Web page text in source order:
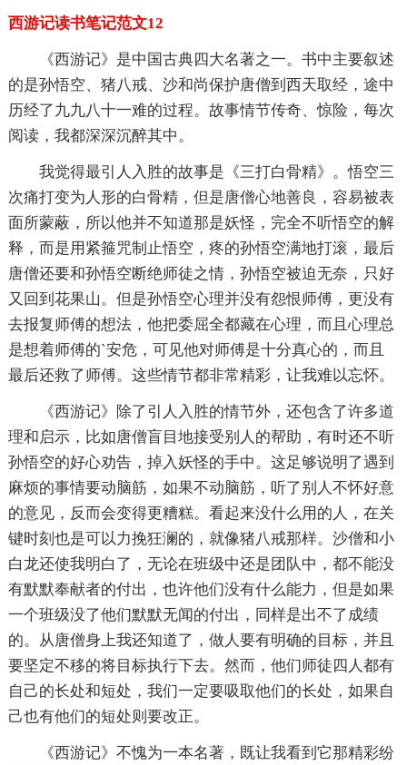
西游记读书笔记范文12
《西游记》是中国古典四大名著之一。书中主要叙述
的是孙悟空、猪八戒、沙和尚保护唐僧到西天取经，途中
历经了九九八十一难的过程。故事情节传奇、惊险，每次
阅读，我都深深沉醉其中。
我觉得最引人入胜的故事是《三打白骨精》。悟空三
次痛打变为人形的白骨精，但是唐僧心地善良，容易被表
面所蒙蔽，所以他并不知道那是妖怪，完全不听悟空的解
释，而是用紧箍咒制止悟空，疼的孙悟空满地打滚，最后
唐僧还要和孙悟空断绝师徒之情，孙悟空被迫无奈，只好
又回到花果山。但是孙悟空心理并没有怨恨师傅，更没有
去报复师傅的想法，他把委屈全都藏在心理，而且心理总
是想着师傅的`安危，可见他对师傅是十分真心的，而且
最后还救了师傅。这些情节都非常精彩，让我难以忘怀。
《西游记》除了引人入胜的情节外，还包含了许多道
理和启示，比如唐僧盲目地接受别人的帮助，有时还不听
孙悟空的好心劝告，掉入妖怪的手中。这足够说明了遇到
麻烦的事情要动脑筋，如果不动脑筋，听了别人不怀好意
的意见，反而会变得更糟糕。看起来没什么用的人，在关
键时刻也是可以力挽狂澜的，就像猪八戒那样。沙僧和小
白龙还使我明白了，无论在班级中还是团队中，都不能没
有默默奉献者的付出，也许他们没有什么能力，但是如果
一个班级没了他们默默无闻的付出，同样是出不了成绩
的。从唐僧身上我还知道了，做人要有明确的目标，并且
要坚定不移的将目标执行下去。然而，他们师徒四人都有
自己的长处和短处，我们一定要吸取他们的长处，如果自
己也有他们的短处则要改正。
《西游记》不愧为一本名著，既让我看到它那精彩纷